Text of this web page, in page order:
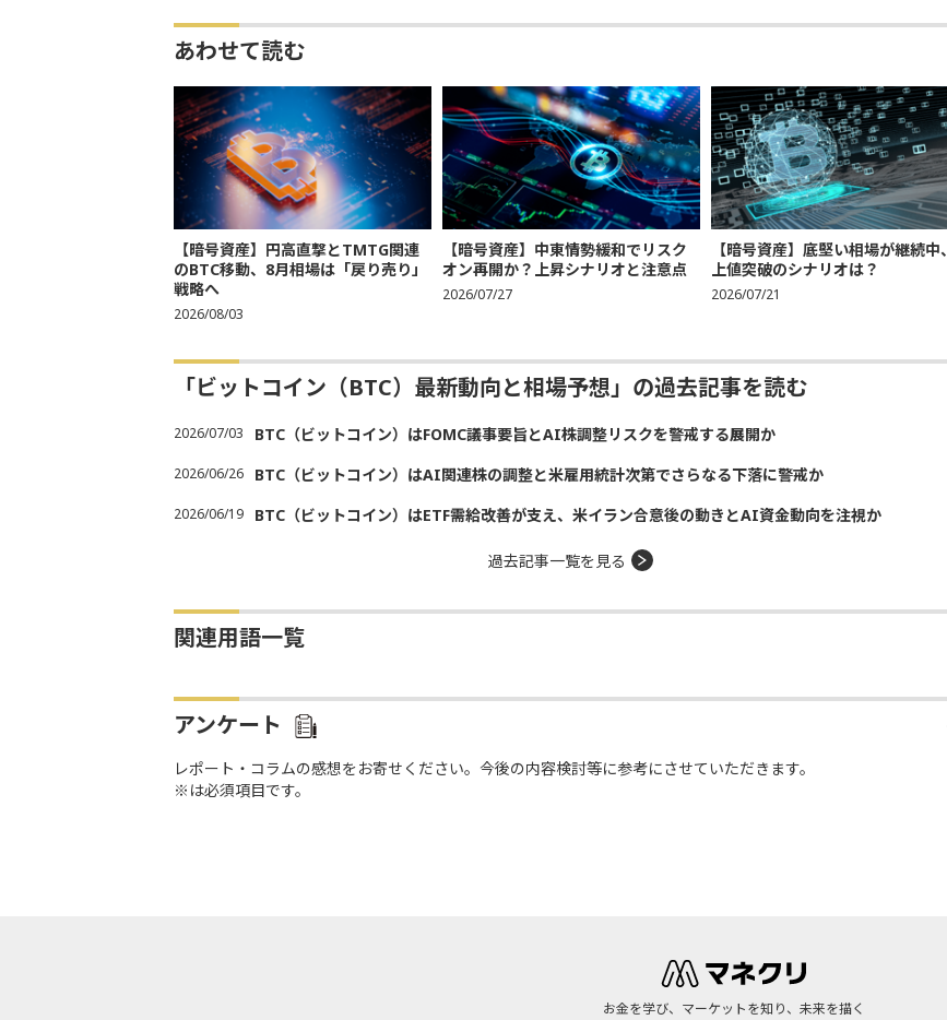
あわせて読む
【暗号資産】円高直撃とTMTG関連
のBTC移動、8月相場は「戻り売り」
戦略へ
2026/08/03
【暗号資産】中東情勢緩和でリスク
オン再開か？上昇シナリオと注意点
2026/07/27
【暗号資産】底堅い相場が継続中、
上値突破のシナリオは？
2026/07/21
「ビットコイン（BTC）最新動向と相場予想」の過去記事を読む
2026/07/03 BTC（ビットコイン）はFOMC議事要旨とAI株調整リスクを警戒する展開か
2026/06/26 BTC（ビットコイン）はAI関連株の調整と米雇用統計次第でさらなる下落に警戒か
2026/06/19 BTC（ビットコイン）はETF需給改善が支え、米イラン合意後の動きとAI資金動向を注視か
過去記事一覧を見る
関連用語一覧
アンケート
レポート・コラムの感想をお寄せください。今後の内容検討等に参考にさせていただきます。
※は必須項目です。
お金を学び、マーケットを知り、未来を描く